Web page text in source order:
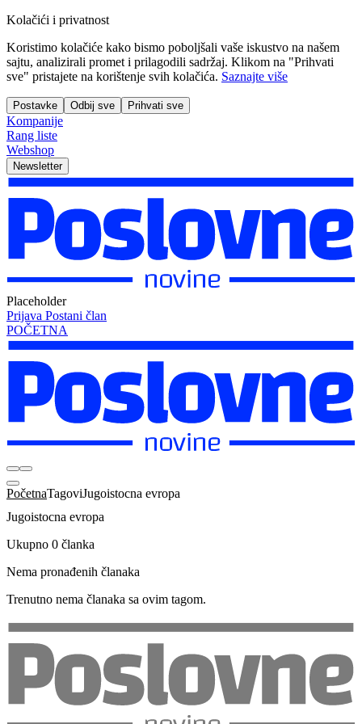
Kolačići i privatnost
Koristimo kolačiće kako bismo poboljšali vaše iskustvo na našem
sajtu, analizirali promet i prilagodili sadržaj. Klikom na "Prihvati
sve" pristajete na korištenje svih kolačića. Saznajte više
Postavke Odbij sve Prihvati sve
Kompanije
Rang liste
Webshop
Newsletter
Placeholder
Prijava Postani član
POČETNA
PočetnaTagoviJugoistocna evropa
Jugoistocna evropa
Ukupno 0 članka
Nema pronađenih članaka
Trenutno nema članaka sa ovim tagom.